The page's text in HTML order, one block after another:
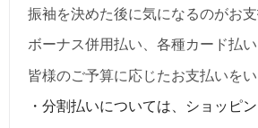
振袖を決めた後に気になるのがお
ボーナス併用払い、 各種カード払
皆様のご予算に応じたお支払いをい
・ 分割払いについては、ショッピ